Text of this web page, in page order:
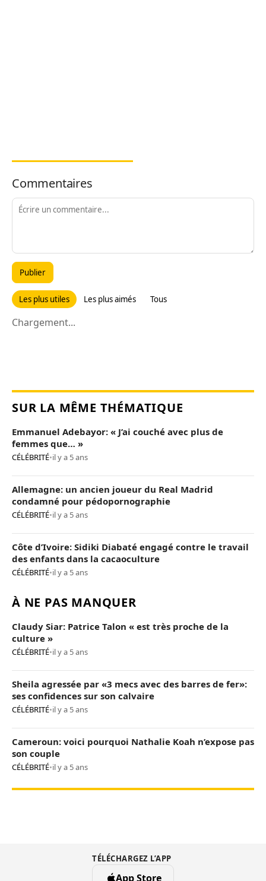
Commentaires
Publier
Les plus utiles Les plus aimés Tous
Chargement...
SUR LA MÊME THÉMATIQUE
Emmanuel Adebayor: « J’ai couché avec plus de
femmes que… »
CÉLÉBRITÉ•il y a 5 ans
Allemagne: un ancien joueur du Real Madrid
condamné pour pédopornographie
CÉLÉBRITÉ•il y a 5 ans
Côte d’Ivoire: Sidiki Diabaté engagé contre le travail
des enfants dans la cacaoculture
CÉLÉBRITÉ•il y a 5 ans
À NE PAS MANQUER
Claudy Siar: Patrice Talon « est très proche de la
culture »
CÉLÉBRITÉ•il y a 5 ans
Sheila agressée par «3 mecs avec des barres de fer»:
ses confidences sur son calvaire
CÉLÉBRITÉ•il y a 5 ans
Cameroun: voici pourquoi Nathalie Koah n’expose pas
son couple
CÉLÉBRITÉ•il y a 5 ans
TÉLÉCHARGEZ L’APP
App Store